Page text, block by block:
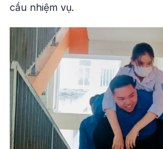
cầu nhiệm vụ.